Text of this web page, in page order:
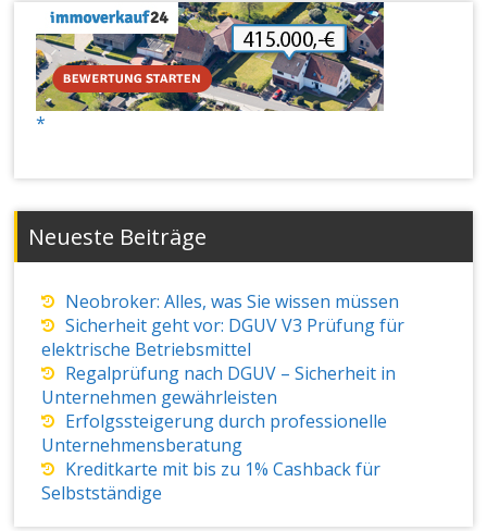
Neueste Beiträge
Neobroker: Alles, was Sie wissen müssen
Sicherheit geht vor: DGUV V3 Prüfung für
elektrische Betriebsmittel
Regalprüfung nach DGUV – Sicherheit in
Unternehmen gewährleisten
Erfolgssteigerung durch professionelle
Unternehmensberatung
Kreditkarte mit bis zu 1% Cashback für
Selbstständige